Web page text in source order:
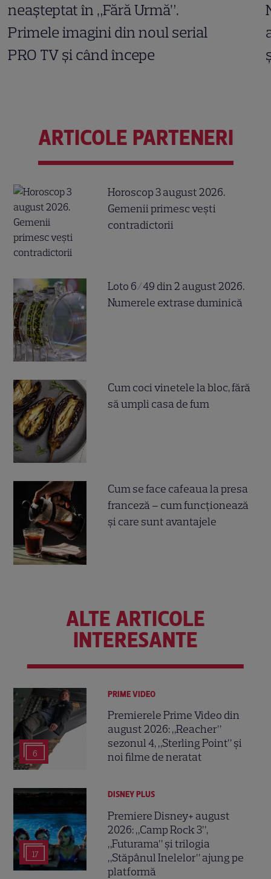
neașteptat în „Fără Urmă”.
Primele imagini din noul serial
PRO TV și când începe
ARTICOLE PARTENERI
Horoscop 3 august 2026.
Gemenii primesc vești
contradictorii
Loto 6/49 din 2 august 2026.
Numerele extrase duminică
Cum coci vinetele la bloc, fără
să umpli casa de fum
Cum se face cafeaua la presa
franceză – cum funcționează
și care sunt avantajele
ALTE ARTICOLE
INTERESANTE
6
PRIME VIDEO
Premierele Prime Video din
august 2026: „Reacher”
sezonul 4, „Sterling Point” și
noi filme de neratat
17
DISNEY PLUS
Premiere Disney+ august
2026: „Camp Rock 3”,
„Futurama” și trilogia
„Stăpânul Inelelor” ajung pe
platformă